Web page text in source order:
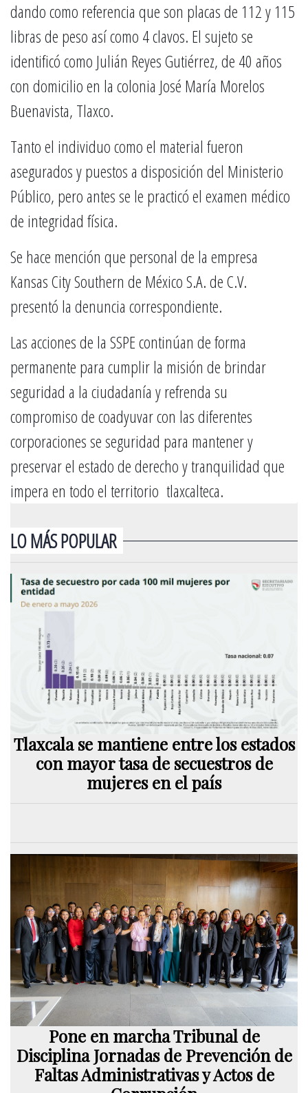
dando como referencia que son placas de 112 y 115
libras de peso así como 4 clavos. El sujeto se
identificó como Julián Reyes Gutiérrez, de 40 años
con domicilio en la colonia José María Morelos
Buenavista, Tlaxco.
Tanto el individuo como el material fueron
asegurados y puestos a disposición del Ministerio
Público, pero antes se le practicó el examen médico
de integridad física.
Se hace mención que personal de la empresa
Kansas City Southern de México S.A. de C.V.
presentó la denuncia correspondiente.
Las acciones de la SSPE continúan de forma
permanente para cumplir la misión de brindar
seguridad a la ciudadanía y refrenda su
compromiso de coadyuvar con las diferentes
corporaciones se seguridad para mantener y
preservar el estado de derecho y tranquilidad que
impera en todo el territorio tlaxcalteca.
LO MÁS POPULAR
Tlaxcala se mantiene entre los estados
con mayor tasa de secuestros de
mujeres en el país
Pone en marcha Tribunal de
Disciplina Jornadas de Prevención de
Faltas Administrativas y Actos de